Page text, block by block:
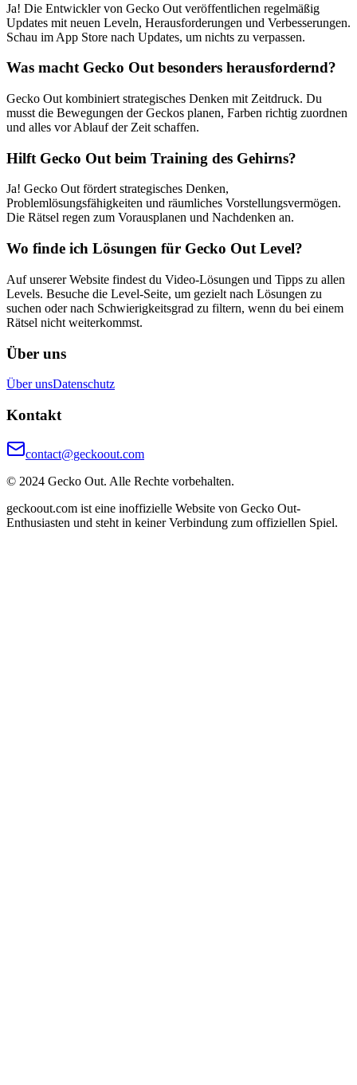
Ja! Die Entwickler von Gecko Out veröffentlichen regelmäßig
Updates mit neuen Leveln, Herausforderungen und Verbesserungen.
Schau im App Store nach Updates, um nichts zu verpassen.
Was macht Gecko Out besonders herausfordernd?
Gecko Out kombiniert strategisches Denken mit Zeitdruck. Du
musst die Bewegungen der Geckos planen, Farben richtig zuordnen
und alles vor Ablauf der Zeit schaffen.
Hilft Gecko Out beim Training des Gehirns?
Ja! Gecko Out fördert strategisches Denken,
Problemlösungsfähigkeiten und räumliches Vorstellungsvermögen.
Die Rätsel regen zum Vorausplanen und Nachdenken an.
Wo finde ich Lösungen für Gecko Out Level?
Auf unserer Website findest du Video-Lösungen und Tipps zu allen
Levels. Besuche die Level-Seite, um gezielt nach Lösungen zu
suchen oder nach Schwierigkeitsgrad zu filtern, wenn du bei einem
Rätsel nicht weiterkommst.
Über uns
Über unsDatenschutz
Kontakt
contact@geckoout.com
© 2024 Gecko Out. Alle Rechte vorbehalten.
geckoout.com ist eine inoffizielle Website von Gecko Out-
Enthusiasten und steht in keiner Verbindung zum offiziellen Spiel.